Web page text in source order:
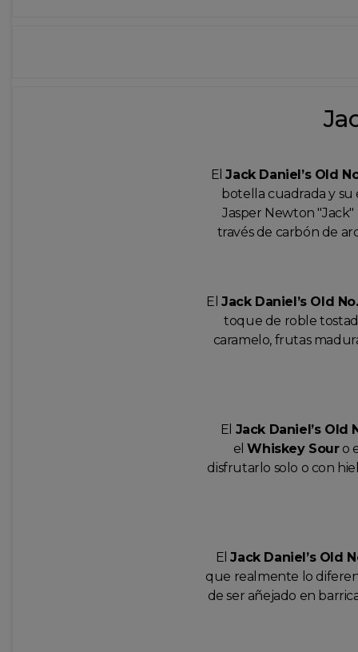
ElJack Daniel’s Old
botella cuadrada y
Jasper Newton
través de carbón de
ElJack Daniel’s Old
toque de roble
caramelo, frutas
El Jack Daniel’s Old
elWhiskey Souro
disfrutarlo solo o con
ElJack Daniel’s Old
que realmente lo
de ser añejado en